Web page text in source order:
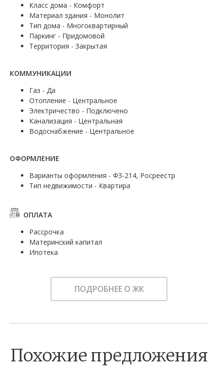
Класс дома - Комфорт
Материал здания - Монолит
Тип дома - Многоквартирный
Паркинг - Придомовой
Территория - Закрытая
КОММУНИКАЦИИ
Газ - Да
Отопление - Центральное
Электричество - Подключено
Канализация - Центральная
Водоснабжение - Центральное
ОФОРМЛЕНИЕ
Варианты оформления - ФЗ-214, Росреестр
Тип недвижимости - Квартира
ОПЛАТА
Рассрочка
Материнский капитал
Ипотека
ПОДРОБНЕЕ О ЖК
Похожие предложения